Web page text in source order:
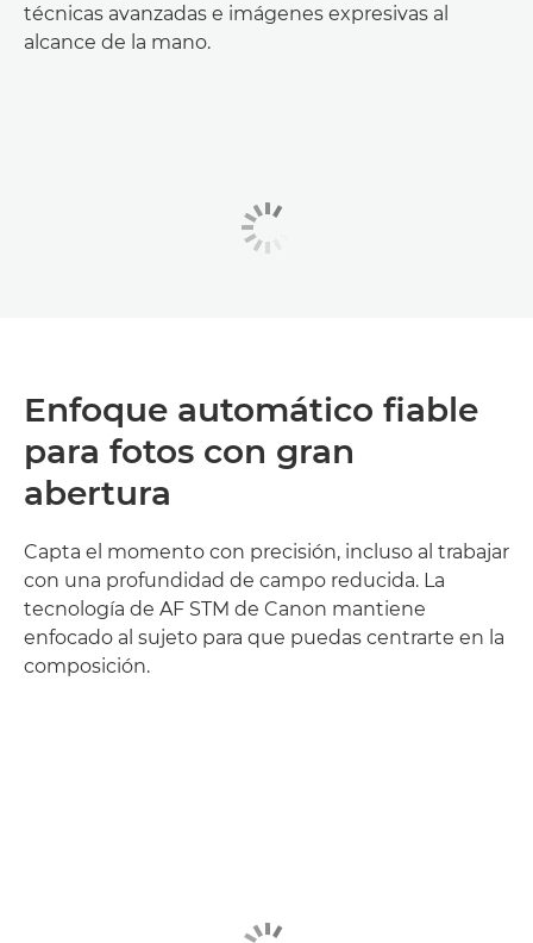
técnicas avanzadas e imágenes expresivas al
alcance de la mano.
Enfoque automático fiable
para fotos con gran
abertura
Capta el momento con precisión, incluso al trabajar
con una profundidad de campo reducida. La
tecnología de AF STM de Canon mantiene
enfocado al sujeto para que puedas centrarte en la
composición.